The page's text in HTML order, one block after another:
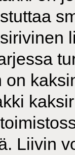
on
Liivin